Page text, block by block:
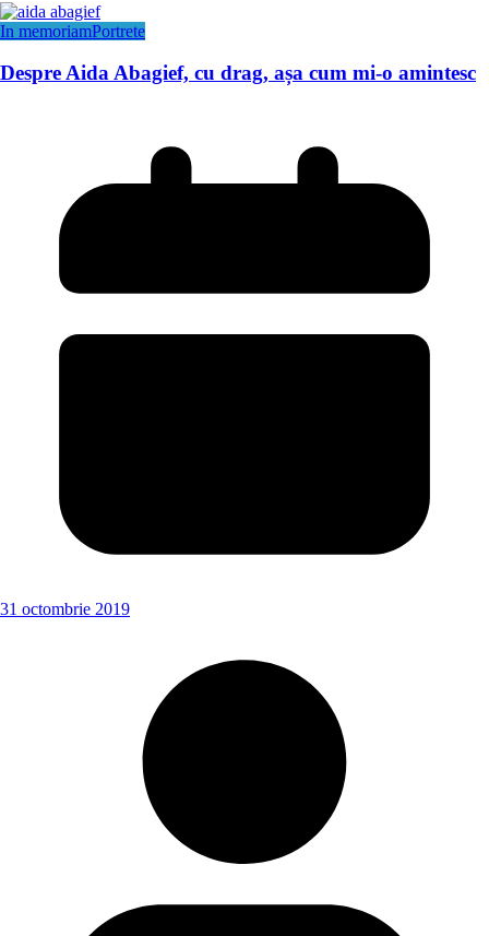
In memoriamPortrete
Despre Aida Abagief, cu drag, așa cum mi-o amintesc
31 octombrie 2019